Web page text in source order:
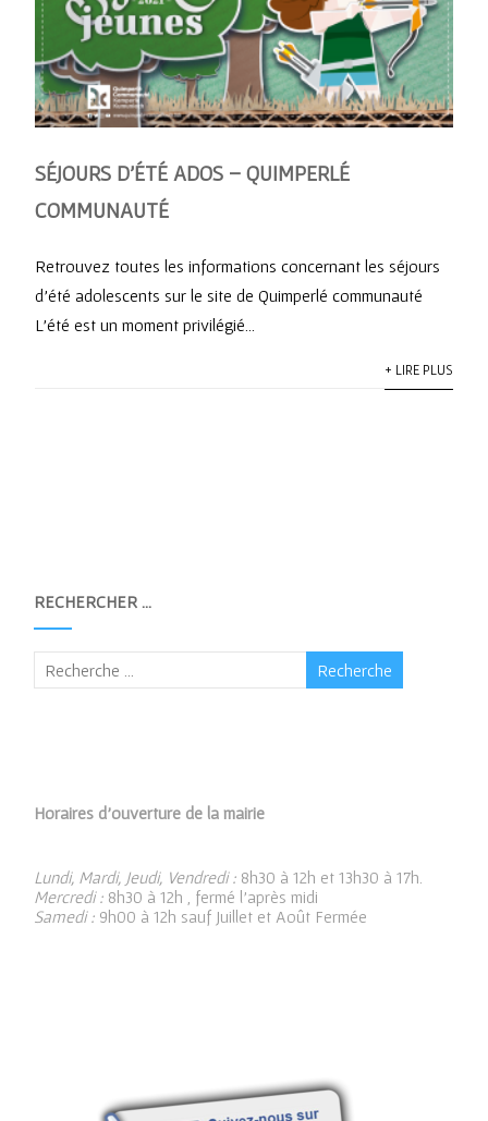
SÉJOURS D’ÉTÉ ADOS – QUIMPERLÉ
COMMUNAUTÉ
Retrouvez toutes les informations concernant les séjours
d’été adolescents sur le site de Quimperlé communauté
L’été est un moment privilégié...
+ LIRE PLUS
RECHERCHER …
Horaires d’ouverture de la mairie
Lundi, Mardi, Jeudi, Vendredi : 8h30 à 12h et 13h30 à 17h.
Mercredi : 8h30 à 12h , fermé l’après midi
Samedi : 9h00 à 12h sauf Juillet et Août Fermée